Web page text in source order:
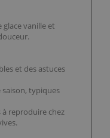
glace vanille et
et des astuces
saison, typiques
à reproduire chez